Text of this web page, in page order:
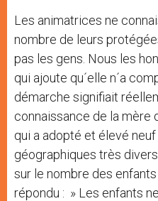
Les animatrices ne
nombre de leurs
pas les gens. Nous les
qui ajoute qu´elle n´a
démarche signifiait
connaissance de la mère
qui a adopté et élevé
géographiques très
sur le nombre des
répondu : » Les enfants